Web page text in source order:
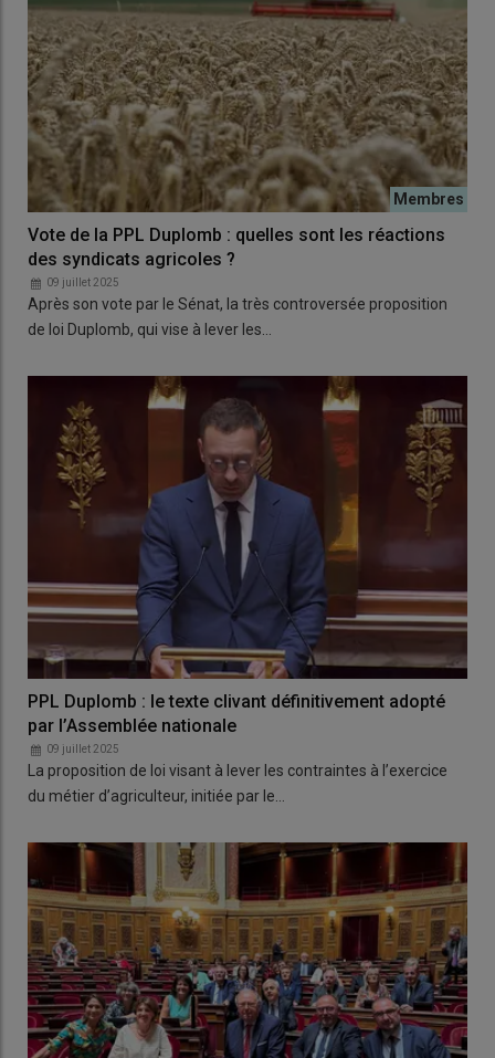
Vote de la PPL Duplomb : quelles sont les réactions
des syndicats agricoles ?
09 juillet 2025
Après son vote par le Sénat, la très controversée proposition
de loi Duplomb, qui vise à lever les…
PPL Duplomb : le texte clivant définitivement adopté
par l’Assemblée nationale
09 juillet 2025
La proposition de loi visant à lever les contraintes à l’exercice
du métier d’agriculteur, initiée par le…